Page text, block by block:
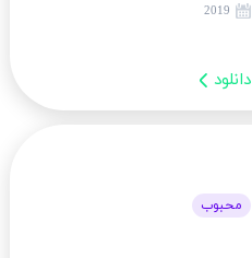
2019
دانلود
محبوب